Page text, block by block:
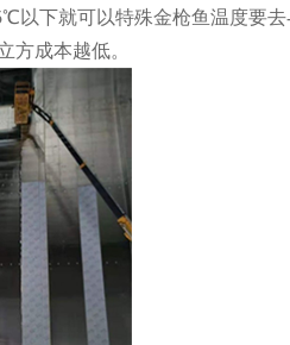
下就可以特殊金枪鱼温度要去
方成本越低。